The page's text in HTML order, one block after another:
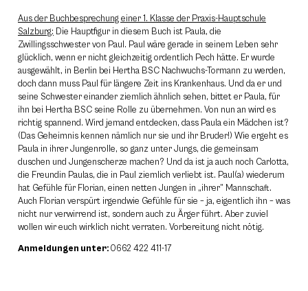
Aus der Buchbesprechung einer 1. Klasse der Praxis-Hauptschule
Salzburg: Die Hauptfigur in diesem Buch ist Paula, die
Zwillingsschwester von Paul. Paul wäre gerade in seinem Leben sehr
glücklich, wenn er nicht gleichzeitig ordentlich Pech hätte. Er wurde
ausgewählt, in Berlin bei Hertha BSC Nachwuchs-Tormann zu werden,
doch dann muss Paul für längere Zeit ins Krankenhaus. Und da er und
seine Schwester einander ziemlich ähnlich sehen, bittet er Paula, für
ihn bei Hertha BSC seine Rolle zu übernehmen. Von nun an wird es
richtig spannend. Wird jemand entdecken, dass Paula ein Mädchen ist?
(Das Geheimnis kennen nämlich nur sie und ihr Bruder!) Wie ergeht es
Paula in ihrer Jungenrolle, so ganz unter Jungs, die gemeinsam
duschen und Jungenscherze machen? Und da ist ja auch noch Carlotta,
die Freundin Paulas, die in Paul ziemlich verliebt ist. Paul(a) wiederum
hat Gefühle für Florian, einen netten Jungen in „ihrer” Mannschaft.
Auch Florian verspürt irgendwie Gefühle für sie – ja, eigentlich ihn – was
nicht nur verwirrend ist, sondern auch zu Ärger führt. Aber zuviel
wollen wir euch wirklich nicht verraten. Vorbereitung nicht nötig.
Anmeldungen unter: 0662 422 411-17